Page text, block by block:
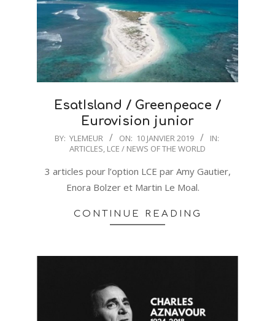
EsatIsland / Greenpeace /
Eurovision junior
2019-
10
BY: YLEMEUR ON: 10 JANVIER 2019
IN:
ARTICLES, LCE / NEWS OF THE WORLD
3 articles pour l’option LCE par Amy Gautier,
Enora Bolzer et Martin Le Moal.
CONTINUE READING